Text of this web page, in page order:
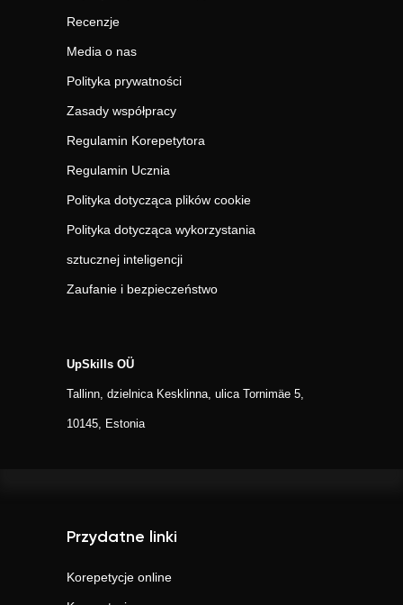
Recenzje
Media o nas
Polityka prywatności
Zasady współpracy
Regulamin Korepetytora
Regulamin Ucznia
Polityka dotycząca plików cookie
Polityka dotycząca wykorzystania
sztucznej inteligencji
Zaufanie i bezpieczeństwo
UpSkills OÜ
Tallinn, dzielnica Kesklinna, ulica Tornimäe 5,
10145, Estonia
Przydatne linki
Korepetycje online